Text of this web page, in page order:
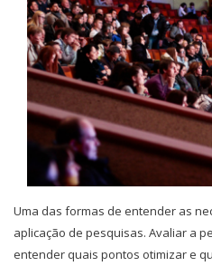
Uma das formas de entender as
aplicação de pesquisas. Avaliar a
entender quais pontos otimizar e